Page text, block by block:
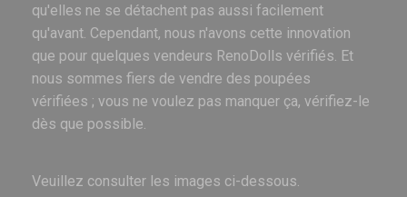
qu'elles ne se détachent pas aussi facilement
qu'avant. Cependant, nous n'avons cette innovation
que pour quelques vendeurs RenoDolls vérifiés. Et
nous sommes fiers de vendre des poupées
vérifiées ; vous ne voulez pas manquer ça, vérifiez-le
dès que possible.
Veuillez consulter les images ci-dessous.